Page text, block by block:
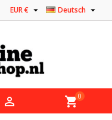
Deutsch 
EUR € 
 shopping_cart0